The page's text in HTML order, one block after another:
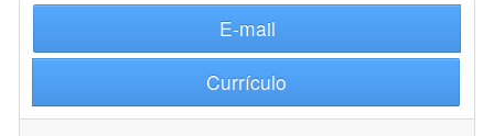
E-mail
Currículo